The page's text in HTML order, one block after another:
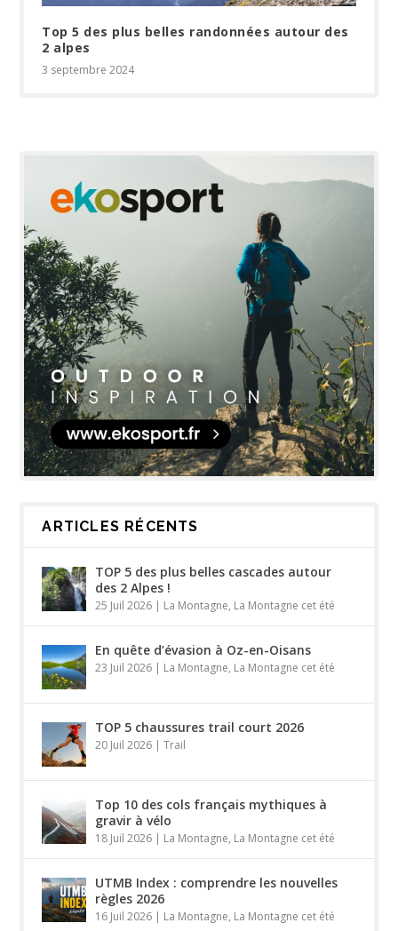
Top 5 des plus belles randonnées autour des
2 alpes
3 septembre 2024
ARTICLES RÉCENTS
TOP 5 des plus belles cascades autour
des 2 Alpes !
25 Juil 2026 | La Montagne, La Montagne cet été
En quête d’évasion à Oz-en-Oisans
23 Juil 2026 | La Montagne, La Montagne cet été
TOP 5 chaussures trail court 2026
20 Juil 2026 |Trail
Top 10 des cols français mythiques à
gravir à vélo
18 Juil 2026 | La Montagne, La Montagne cet été
UTMB Index : comprendre les nouvelles
règles 2026
16 Juil 2026 | La Montagne, La Montagne cet été